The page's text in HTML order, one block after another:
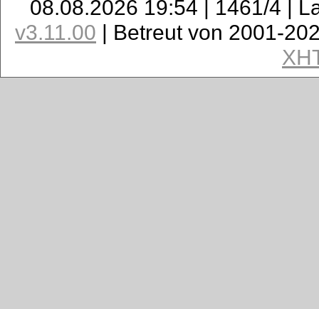
08.08.2026 19:54 | 1461/4 |
v3.11.00 | Betreut von 2001-